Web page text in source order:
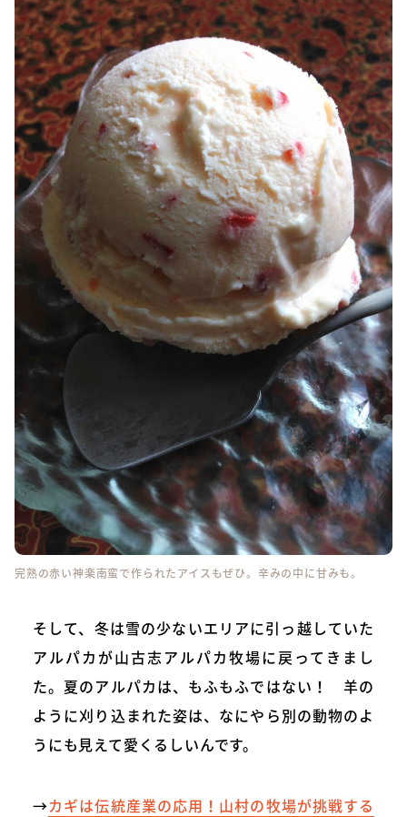
完熟の赤い神楽南蛮で作られたアイスもぜひ。辛みの中に甘みも。
そして、冬は雪の少ないエリアに引っ越していた
アルパカが山古志アルパカ牧場に戻ってきまし
た。夏のアルパカは、もふもふではない！ 羊の
ように刈り込まれた姿は、なにやら別の動物のよ
うにも見えて愛くるしいんです。
→カギは伝統産業の応用！山村の牧場が挑戦する